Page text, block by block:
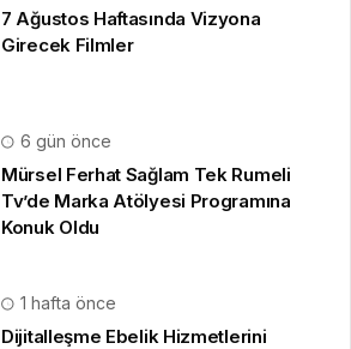
7 Ağustos Haftasında Vizyona
Girecek Filmler
6 gün önce
Mürsel Ferhat Sağlam Tek Rumeli
Tv’de Marka Atölyesi Programına
Konuk Oldu
1 hafta önce
Dijitalleşme Ebelik Hizmetlerini